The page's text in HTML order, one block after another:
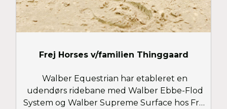
Frej Horses v/familien Thinggaard
Walber Equestrian har etableret en
udendørs ridebane med Walber Ebbe-Flod
System og Walber Supreme Surface hos Frej